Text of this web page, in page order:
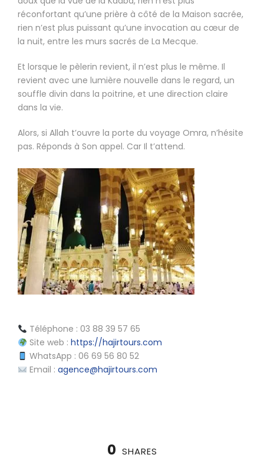
réconfortant qu’une prière à côté de la Maison sacrée,
rien n’est plus puissant qu’une invocation au cœur de
la nuit, entre les murs sacrés de La Mecque.
Et lorsque le pèlerin revient, il n’est plus le même. Il
revient avec une lumière nouvelle dans le regard, un
souffle divin dans la poitrine, et une direction claire
dans la vie.
Alors, si Allah t’ouvre la porte du voyage Omra, n’hésite
pas. Réponds à Son appel. Car Il t’attend.
Téléphone : 03 88 39 57 65
Site web : https://hajirtours.com
WhatsApp : 06 69 56 80 52
Email : agence@hajirtours.com
0 SHARES